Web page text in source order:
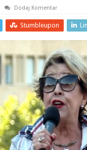
Dodaj Komentar
Stumbleupon